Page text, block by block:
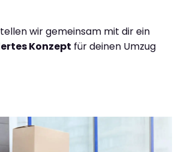
wir gemeinsam mit dir ein
Konzept für deinen Umzug